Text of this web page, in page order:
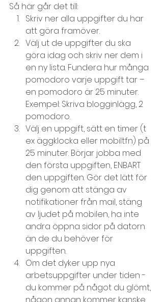
Så här går det till:
Skriv ner alla uppgifter du har
att göra framöver.
Välj ut de uppgifter du ska
göra idag och skriv ner dem i
en ny lista. Fundera hur många
pomodoro varje uppgift tar –
en pomodoro är 25 minuter.
Exempel: Skriva blogginlägg, 2
pomodoro.
Välj en uppgift, sätt en timer (t
ex äggklocka eller mobiltfn) på
25 minuter. Börjar jobba med
den första uppgiften, ENBART
den uppgiften. Gör det lätt för
dig genom att stänga av
notifikationer från mail, stäng
av ljudet på mobilen, ha inte
andra öppna sidor på datorn
än de du behöver för
uppgiften.
Om det dyker upp nya
arbetsuppgifter under tiden -
du kommer på något du glömt,